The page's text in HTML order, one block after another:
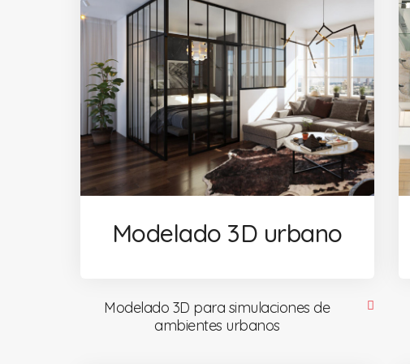
Modelado 3D urbano
Modelado 3D para simulaciones de
ambientes urbanos